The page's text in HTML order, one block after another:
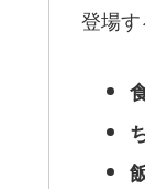
登場